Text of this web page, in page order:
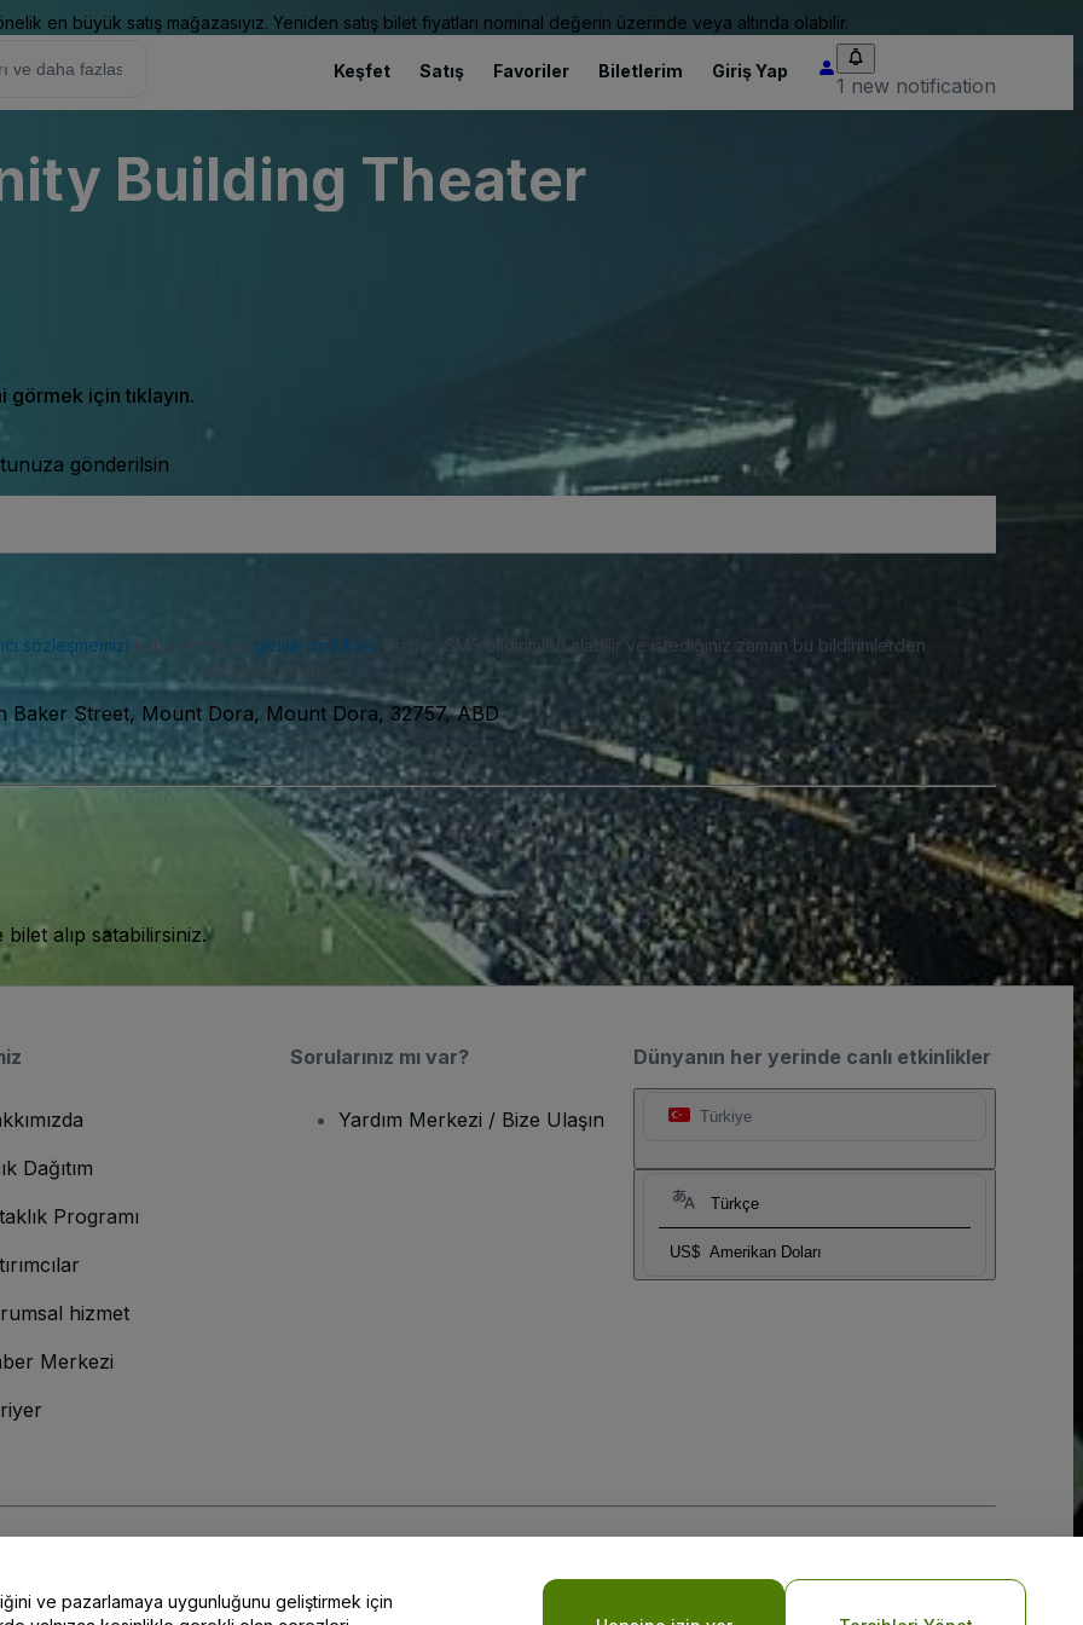
en büyük satış mağazasıyız. Yeniden satış bilet fiyatları nominal değerin üzerinde veya altında olabilir.
Keşfet Satış Favoriler Biletlerim Giriş Yap
1 new notification
Building Theater
için tıklayın.
gönderilsin
sözleşmemizi gizlilik politikası . Bizden SMS bildirimleri alabilir ve istediğiniz zaman bu bildirimlerden
vazgeçebilirsiniz.
Baker Street, Mount Dora, Mount Dora, 32757, ABD
alıp satabilirsiniz.
Dünyanın her yerinde canlı etkinlikler
Türkiye
Türkçe
US$ Amerikan Doları
Dağıtım
Programı
hizmet
Merkezi
Sorularınız mı var?
Yardım Merkezi / Bize Ulaşın
ve pazarlamaya uygunluğunu geliştirmek için